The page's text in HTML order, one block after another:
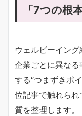
「7つの根
ウェルビーイング
企業ごとに異な
する“つまずきポ
位記事で触れら
質を整理します。